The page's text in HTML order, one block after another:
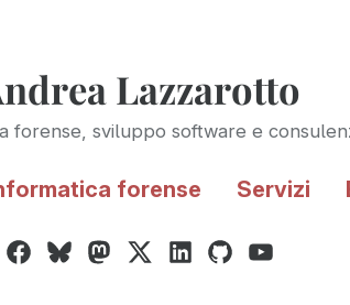
Lazzarotto
forense, sviluppo software e
forense Servizi
Facebook
BlueskyMastodon
TwitterLinkedIn
GitHubYouTube